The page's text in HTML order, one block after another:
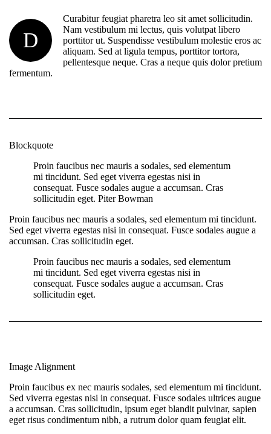
D
Curabitur feugiat pharetra leo sit amet sollicitudin.
Nam vestibulum mi lectus, quis volutpat libero
porttitor ut. Suspendisse vestibulum molestie eros ac
aliquam. Sed at ligula tempus, porttitor tortora,
pellentesque neque. Cras a neque quis dolor pretium
fermentum.
Blockquote
Proin faucibus nec mauris a sodales, sed elementum
mi tincidunt. Sed eget viverra egestas nisi in
consequat. Fusce sodales augue a accumsan. Cras
sollicitudin eget. Piter Bowman
Proin faucibus nec mauris a sodales, sed elementum mi tincidunt.
Sed eget viverra egestas nisi in consequat. Fusce sodales augue a
accumsan. Cras sollicitudin eget.
Proin faucibus nec mauris a sodales, sed elementum
mi tincidunt. Sed eget viverra egestas nisi in
consequat. Fusce sodales augue a accumsan. Cras
sollicitudin eget.
Image Alignment
Proin faucibus ex nec mauris sodales, sed elementum mi tincidunt.
Sed viverra egestas nisi in consequat. Fusce sodales ultrices augue
a accumsan. Cras sollicitudin, ipsum eget blandit pulvinar, sapien
eget risus condimentum nibh, a rutrum dolor quam feugiat elit.